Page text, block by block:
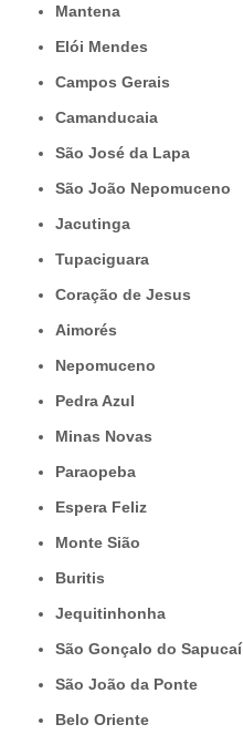
Mantena
Elói Mendes
Campos Gerais
Camanducaia
São José da Lapa
São João Nepomuceno
Jacutinga
Tupaciguara
Coração de Jesus
Aimorés
Nepomuceno
Pedra Azul
Minas Novas
Paraopeba
Espera Feliz
Monte Sião
Buritis
Jequitinhonha
São Gonçalo do Sapucaí
São João da Ponte
Belo Oriente